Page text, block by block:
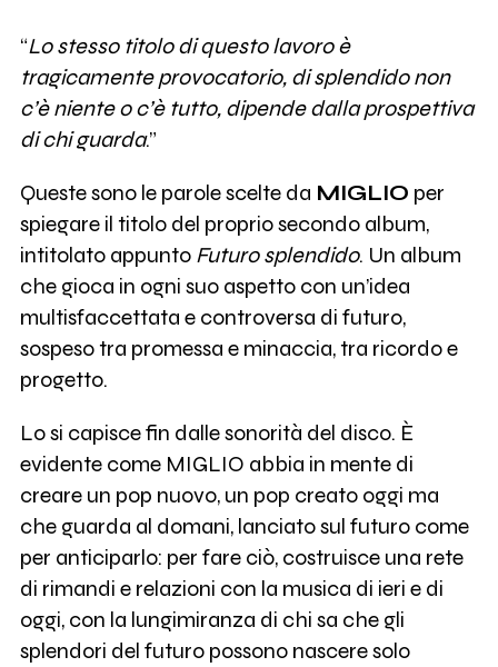
“Lo stesso titolo di questo lavoro è
tragicamente provocatorio, di splendido non
c’è niente o c’è tutto, dipende dalla prospettiva
di chi guarda.”
Queste sono le parole scelte da MIGLIO per
spiegare il titolo del proprio secondo album,
intitolato appunto Futuro splendido. Un album
che gioca in ogni suo aspetto con un’idea
multisfaccettata e controversa di futuro,
sospeso tra promessa e minaccia, tra ricordo e
progetto.
Lo si capisce fin dalle sonorità del disco. È
evidente come MIGLIO abbia in mente di
creare un pop nuovo, un pop creato oggi ma
che guarda al domani, lanciato sul futuro come
per anticiparlo: per fare ciò, costruisce una rete
di rimandi e relazioni con la musica di ieri e di
oggi, con la lungimiranza di chi sa che gli
splendori del futuro possono nascere solo